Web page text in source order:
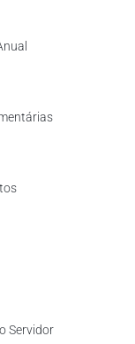
Servidor